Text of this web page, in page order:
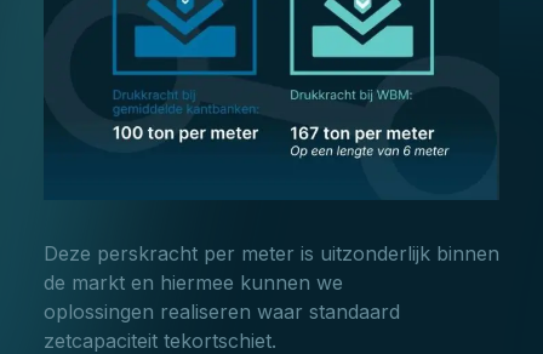
Deze perskracht per meter is uitzonderlijk binnen
de markt en hiermee kunnen we
oplossingen realiseren waar standaard
zetcapaciteit tekortschiet.